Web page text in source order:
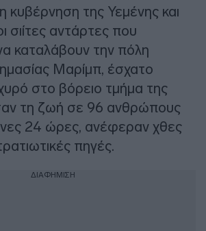
κυβέρνηση της Υεμένης και
σιίτες αντάρτες που
καταλάβουν την πόλη
Μαρίμπ, έσχατο
στο βόρειο τμήμα της
τη ζωή σε 96 ανθρώπους
24 ώρες, ανέφεραν χθες
πηγές.
ΔΙΑΦΗΜΙΣΗ